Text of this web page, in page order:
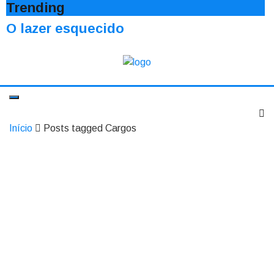
Trending
O lazer esquecido
Início Posts tagged Cargos